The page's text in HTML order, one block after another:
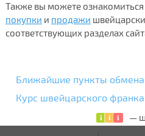
Также вы можете
покупки и продажи
соответствующих разделах
Ближайшие пункты обмена
Курс швейцарского
—